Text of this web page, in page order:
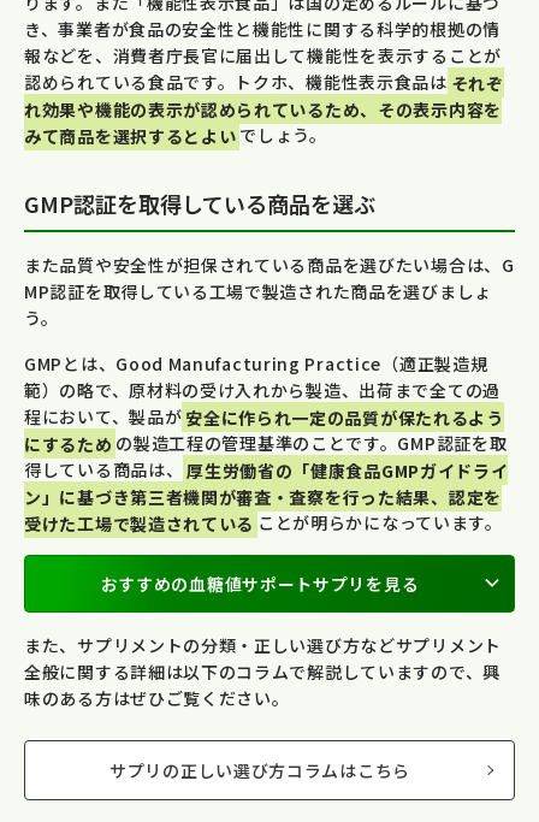
き、事業者が食品の安全性と機能性に関する科学的根拠の情
報などを、消費者庁長官に届出して機能性を表示することが
認められている食品です。トクホ、機能性表示食品は それぞ
れ効果や機能の表示が認められているため、その表示内容を
みて商品を選択するとよい でしょう。
GMP認証を取得している商品を選ぶ
また品質や安全性が担保されている商品を選びたい場合は、G
MP認証を取得している工場で製造された商品を選びましょ
う。
GMPとは、Good Manufacturing Practice（適正製造規
範）の略で、原材料の受け入れから製造、出荷まで全ての過
程において、製品が 安全に作られ一定の品質が保たれるよう
にするため の製造工程の管理基準のことです。GMP認証を取
得している商品は、
厚生労働省の「健康食品GMPガイドライ
ン」に基づき第三者機関が審査・査察を行った結果、認定を
受けた工場で製造されている ことが明らかになっています。
おすすめの血糖値サポートサプリを見る
また、サプリメントの分類・正しい選び方などサプリメント
全般に関する詳細は以下のコラムで解説していますので、興
味のある方はぜひご覧ください。
サプリの正しい選び方コラムはこちら